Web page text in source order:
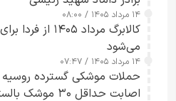
۱۴ مرداد ۱۴۰۵ / ۰۸:۰۰
کالابرگ مرداد
می‌شود
۱۴ مرداد ۱۴۰۵ / ۰۷:۴۷
حملات موشکی گسترده روسیه
اصابت حداقل ۳۰ موشک بالستیک+ ویدیو